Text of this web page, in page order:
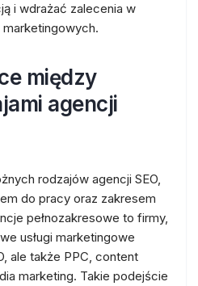
i wdrażać zalecenia w
marketingowych.
między
agencji
rodzajów agencji SEO,
do pracy oraz zakresem
pełnozakresowe to firmy,
usługi marketingowe
ale także PPC, content
marketing. Takie podejście